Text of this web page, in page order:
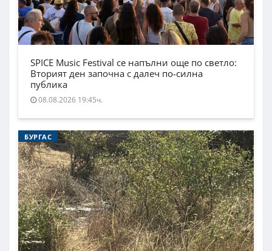
SPICE Music Festival се напълни още по светло:
Вторият ден започна с далеч по-силна
публика
08.08.2026 19:45ч.
БУРГАС